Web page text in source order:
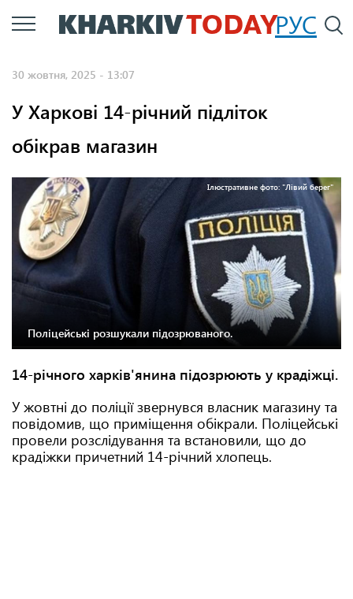
Перейти
до
РУС
30 жовтня, 2025 - 13:07
У Харкові 14-річний підліток
обікрав магазин
Ілюстративне фото: "Лівий берег"
Поліцейські розшукали підозрюваного.
14-річного харків'янина підозрюють у крадіжці.
У жовтні до поліції звернувся власник магазину та
повідомив, що приміщення обікрали. Поліцейські
провели розслідування та встановили, що до
крадіжки причетний 14-річний хлопець.